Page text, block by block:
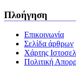
Πλοήγηση
Επικοινωνία
Σελίδα άρθρων
Χάρτης
Πολιτική